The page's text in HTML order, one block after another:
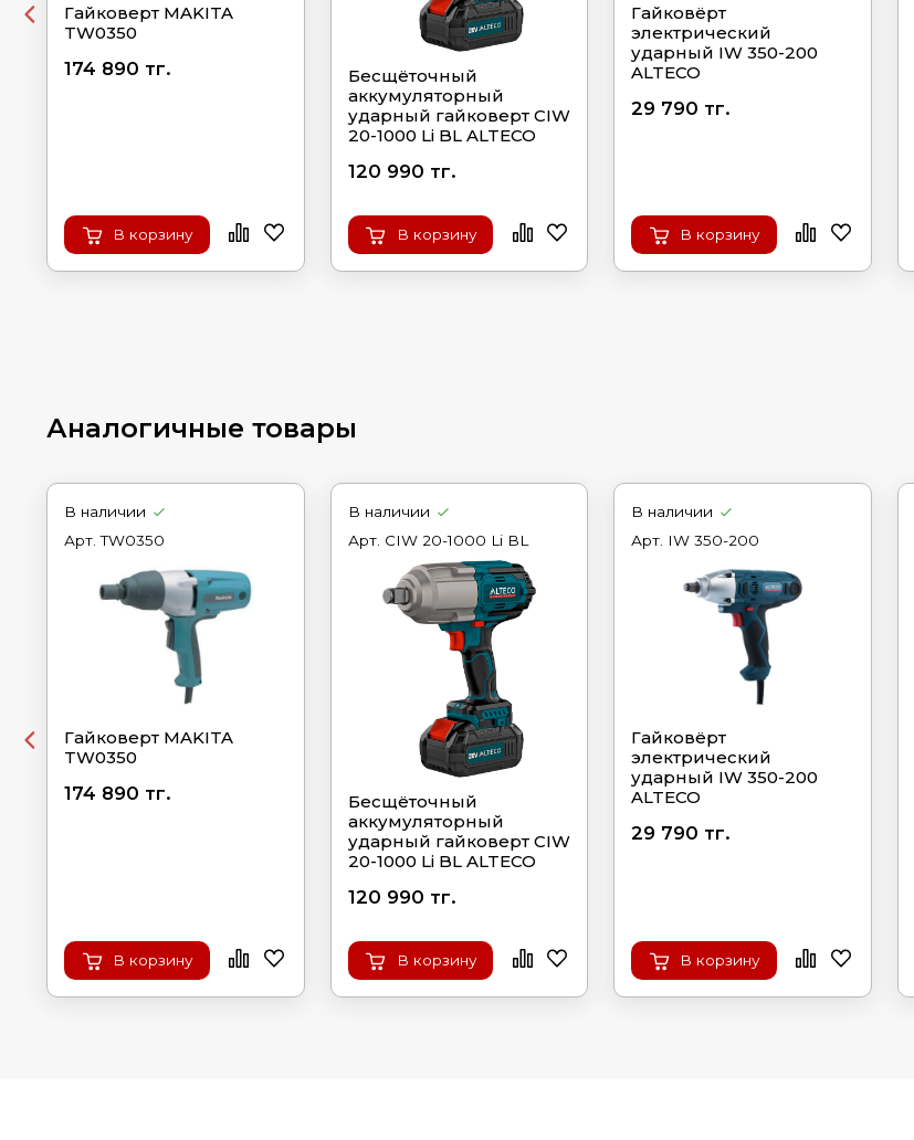
Гайковерт MAKITA
TW0350
174 890 тг.
В корзину
Бесщёточный
аккумуляторный
ударный гайковерт CIW
20-1000 Li BL ALTECO
120 990 тг.
В корзину
Гайковёрт
электрический
ударный IW 350-200
ALTECO
29 790 тг.
В корзину
Аналогичные товары
В наличии
Арт.TW0350
Гайковерт MAKITA
TW0350
174 890 тг.
В корзину
В наличии
Арт. CIW 20-1000 Li BL
Бесщёточный
аккумуляторный
ударный гайковерт CIW
20-1000 Li BL ALTECO
120 990 тг.
В корзину
В наличии
Арт. IW 350-200
Гайковёрт
электрический
ударный IW 350-200
ALTECO
29 790 тг.
В корзину